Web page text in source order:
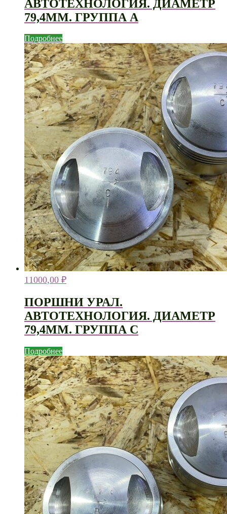
АВТОТЕХНОЛОГИЯ. ДИАМЕТР
79,4ММ. ГРУППА А
Подробнее
11000,00 ₽
ПОРШНИ УРАЛ.
АВТОТЕХНОЛОГИЯ. ДИАМЕТР
79,4ММ. ГРУППА С
Подробнее